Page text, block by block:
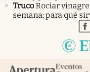
TrucoRociar
semana: para qué